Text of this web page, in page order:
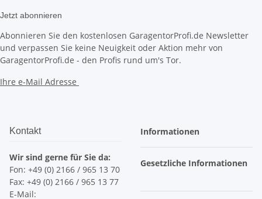
Jetzt abonnieren
Abonnieren Sie den kostenlosen GaragentorProfi.de Newsletter
und verpassen Sie keine Neuigkeit oder Aktion mehr von
GaragentorProfi.de - den Profis rund um's Tor.
Ihre e-Mail Adresse
Kontakt
Wir sind gerne für Sie da:
Fon: +49 (0) 2166 / 965 13 70
Fax: +49 (0) 2166 / 965 13 77
E-Mail:
Informationen
Gesetzliche Informationen